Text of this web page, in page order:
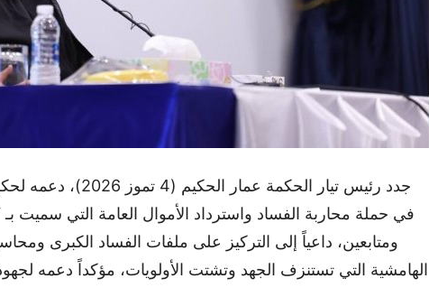
جدد رئيس تيار الحكمة
في حملة محاربة الفساد واسترداد الأموال العامة التي سميت
ومتابعين، داعياً إلى التركيز على ملفات الفساد الكبرى
الهامشية التي تستنزف الجهد وتشتت الأولويات، مؤكداً دعمه